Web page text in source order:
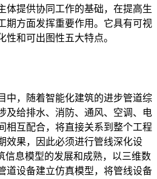
体提供协同工作的基础，在提高生
期方面发挥重要作用。它具有可视
和可出图性五大特点。
中，随着智能化建筑的进步管道综
及给排水、消防、通风、空调、电
相互配合，将直接关系到整个工程
效果，因此必须进行管线深化设
信息模型的发展和成熟，以三维数
道设备建立仿真模型，将管线设备